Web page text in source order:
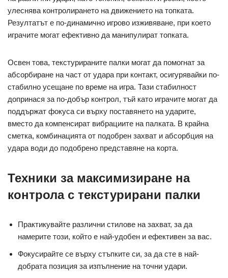
улеснява контролирането на движението на топката.
Резултатът е по-динамично игрово изживяване, при което
играчите могат ефективно да манипулират топката.
Освен това, текстурираните палки могат да помогнат за
абсорбиране на част от удара при контакт, осигурявайки по-
стабилно усещане по време на игра. Тази стабилност
допринася за по-добър контрол, тъй като играчите могат да
поддържат фокуса си върху поставянето на ударите,
вместо да компенсират вибрациите на палката. В крайна
сметка, комбинацията от подобрен захват и абсорбция на
удара води до подобрено представяне на корта.
Техники за максимизиране на
контрола с текстурирани палки
Практикувайте различни стилове на захват, за да
намерите този, който е най-удобен и ефективен за вас.
Фокусирайте се върху стъпките си, за да сте в най-
добрата позиция за изпълнение на точни удари.